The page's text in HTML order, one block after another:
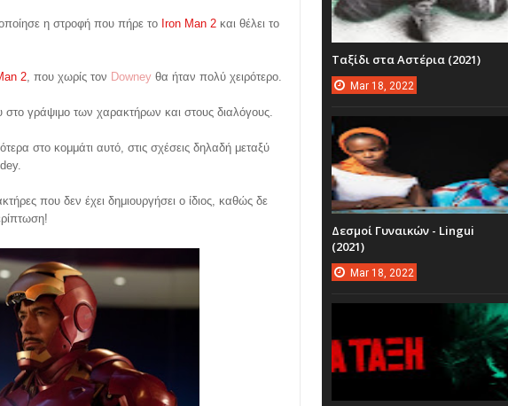
η στροφή που πήρε το Iron Man 2 και θέλει το
2, που χωρίς τον Downey θα ήταν πολύ χειρότερο.
στο γράψιμο των χαρακτήρων και στους διαλόγους.
στο κομμάτι αυτό, στις σχέσεις δηλαδή μεταξύ
που δεν έχει δημιουργήσει ο ίδιος, καθώς δε
Ταξίδι στα Αστέρια (2021)
Mar 18, 2022
Δεσμοί Γυναικών - Lingui
(2021)
Mar 18, 2022